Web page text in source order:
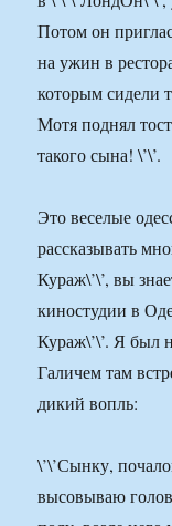
Потом он
на ужин в
которым сидели
Мотя поднял
такого сына! \’\’.
Это веселые
рассказывать
Кураж\’\’, вы
киностудии в
Кураж\’\’. Я был
Галичем там
дикий вопль:
\’\’Сынку,
высовываю